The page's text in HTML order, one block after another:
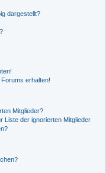
dargestellt?
erhalten!
Mitglieder?
Liste der ignorierten Mitglieder